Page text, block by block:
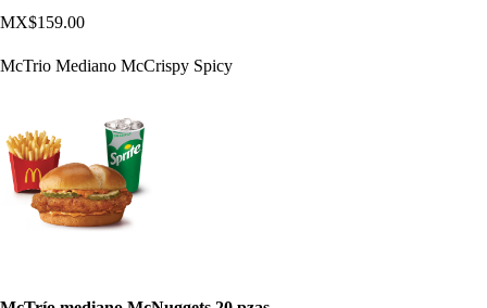
MX$159.00
McTrio Mediano McCrispy Spicy